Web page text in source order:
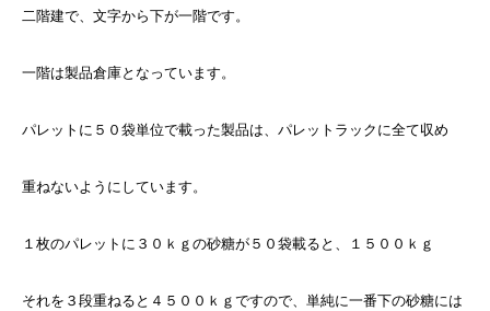
二階建で、文字から下が一階です。
一階は製品倉庫となっています。
パレットに５０袋単位で載った製品は、パレットラックに全て収め
重ねないようにしています。
１枚のパレットに３０ｋｇの砂糖が５０袋載ると、１５００ｋｇ
それを３段重ねると４５００ｋｇですので、単純に一番下の砂糖には